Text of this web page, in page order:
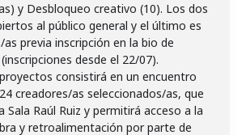
y Desbloqueo creativo (10). Los dos
al público general y el último es
previa inscripción en la bio de
desde el 22/07).
consistirá en un encuentro
creadores/as seleccionados/as, que
Sala Raúl Ruiz y permitirá acceso a la
y retroalimentación por parte de